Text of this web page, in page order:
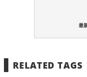
最
RELATED TAGS